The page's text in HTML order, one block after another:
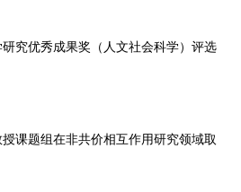
究优秀成果奖（人文社会科学）评选
课题组在非共价相互作用研究领域取